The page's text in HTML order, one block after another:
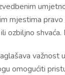
mjestima
ozbiljno
omogućiti